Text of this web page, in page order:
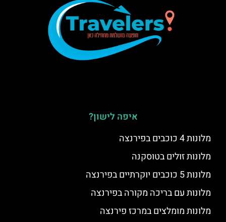
איפה לישון?
מלונות 4 כוכבים בפירנצה
מלונות זולים בטוסקנה
מלונות 5 כוכבים יוקרתיים בפירנצה
מלונות עם בריכה מקורה בפירנצה
מלונות מומלצים במרכז פירנצה